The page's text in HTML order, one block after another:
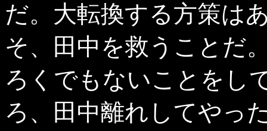
だ。大転換する方策は
そ、田中を救うことだ
ろくでもないことをし
ろ、田中離れしてやっ